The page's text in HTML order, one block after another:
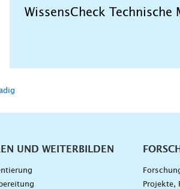
WissensCheck Technische
UND WEITERBILDEN
Projekte,